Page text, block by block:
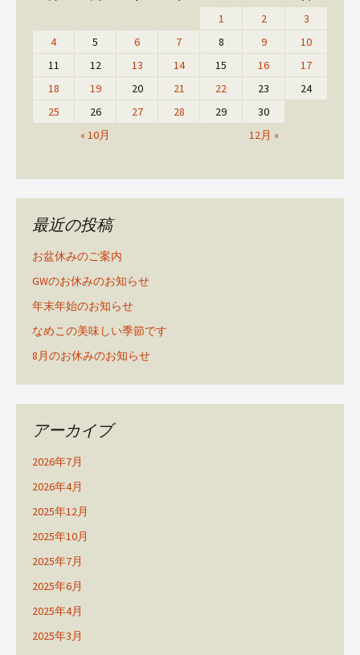
« 10月 12月 »
1 2
3
4
5 6 7 8 9
10
11
12 13 14 15 16
17
18
19 20 21 22 23
24
25
26 27 28 29 30
最近の投稿
お盆休みのご案内
GWのお休みのお知らせ
年末年始のお知らせ
なめこの美味しい季節です
8月のお休みのお知らせ
アーカイブ
2026年7月
2026年4月
2025年12月
2025年10月
2025年7月
2025年6月
2025年4月
2025年3月